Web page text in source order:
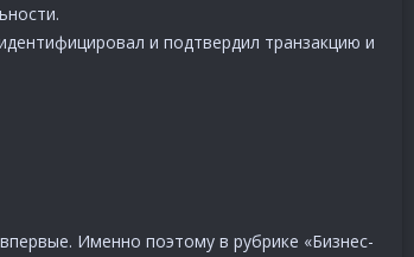
и подтвердил транзакцию и
Именно поэтому в рубрике «Бизнес-